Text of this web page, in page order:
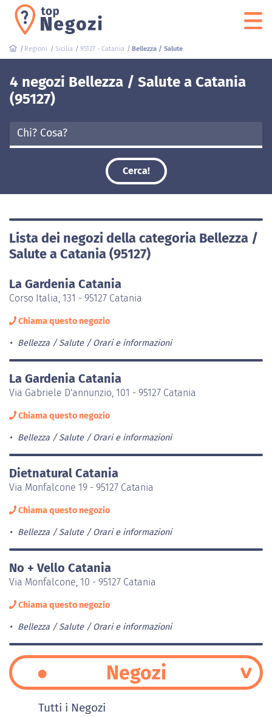
Regioni Sicilia 95127 - Catania Bellezza / Salute
4 negozi Bellezza / Salute a Catania
(95127)
Cerca!
Lista dei negozi della categoria Bellezza /
Salute a Catania (95127)
La Gardenia Catania
Corso Italia, 131 - 95127 Catania
Chiama questo negozio
Bellezza / Salute Orari e informazioni
La Gardenia Catania
Via Gabriele D'annunzio, 101 - 95127 Catania
Chiama questo negozio
Bellezza / Salute Orari e informazioni
Dietnatural Catania
Via Monfalcone 19 - 95127 Catania
Chiama questo negozio
Bellezza / Salute Orari e informazioni
No + Vello Catania
Via Monfalcone, 10 - 95127 Catania
Chiama questo negozio
Bellezza / Salute Orari e informazioni
Negozi
Tutti i Negozi